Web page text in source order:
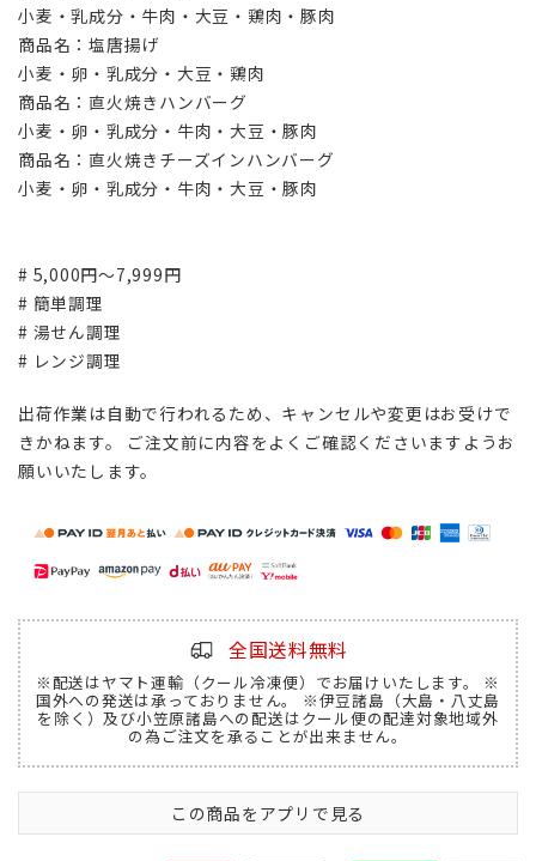
小麦・乳成分・牛肉・大豆・鶏肉・豚肉
商品名：塩唐揚げ
小麦・卵・乳成分・大豆・鶏肉
商品名：直火焼きハンバーグ
小麦・卵・乳成分・牛肉・大豆・豚肉
商品名：直火焼きチーズインハンバーグ
小麦・卵・乳成分・牛肉・大豆・豚肉
# 5,000円～7,999円
# 簡単調理
# 湯せん調理
# レンジ調理
出荷作業は自動で行われるため、キャンセルや変更はお受けで
きかねます。 ご注文前に内容をよくご確認くださいますようお
願いいたします。
全国送料無料
※配送はヤマト運輸（クール冷凍便）でお届けいたします。 ※
国外への発送は承っておりません。 ※伊豆諸島（大島・八丈島
を除く）及び小笠原諸島への配送はクール便の配達対象地域外
の為ご注文を承ることが出来ません。
この商品をアプリで見る